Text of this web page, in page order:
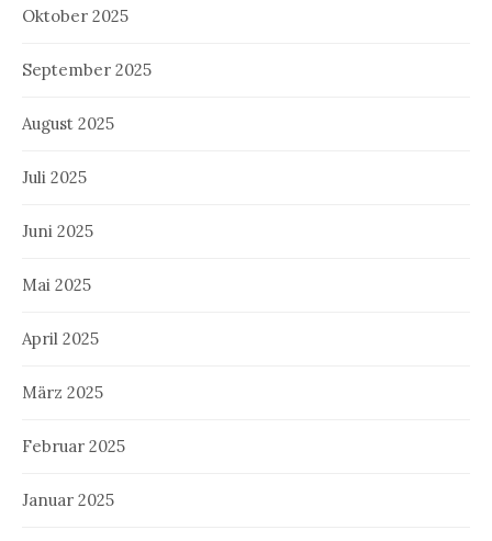
Oktober 2025
September 2025
August 2025
Juli 2025
Juni 2025
Mai 2025
April 2025
März 2025
Februar 2025
Januar 2025